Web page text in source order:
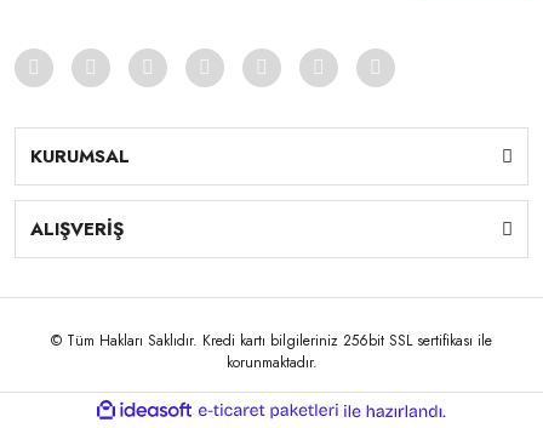
KURUMSAL
ALIŞVERİŞ
© Tüm Hakları Saklıdır. Kredi kartı bilgileriniz 256bit SSL sertifikası ile
korunmaktadır.
ideasoft
e-